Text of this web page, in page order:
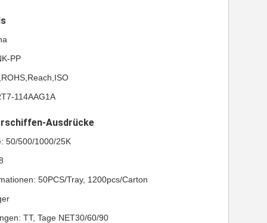
PP
114AAG1A
Ausdrücke
50/500/1000/25K
50PCS/Tray, 1200pcs/Carton
TT, Tage NET30/60/90